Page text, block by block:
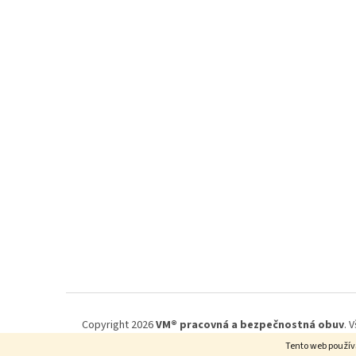
Tento web
Copyright 2026VM® pracovná a bezpečnostná obuv.